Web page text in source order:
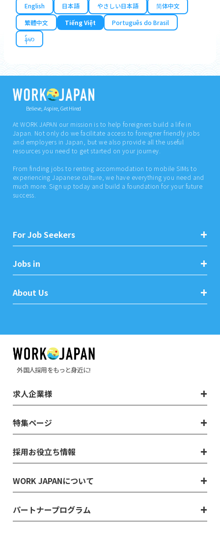
English 日本語 やさしい日本語
简体中文
繁體中文
Tiếng Việt
Português do Brasil
န်မာ
Believe, Aspire, Get Hired
At WORK JAPAN our mission is to help foreigners build a life in
Japan. Not only do we facilitate access to foreigner friendly jobs
and employers in Japan, but we also provide all the useful
resources you need to get started on your journey.
From finding jobs to renting accommodation to mobile SIMs to
experiencing Japanese culture, we have everything you need and
much more. Sign up today and build a foundation for your future
success.
For Job Seekers
Jobs in
About Us
外国人採用をもっと身近に!
求人企業様
特集ページ
採用お役立ち情報
WORK JAPANについて
パートナープログラム